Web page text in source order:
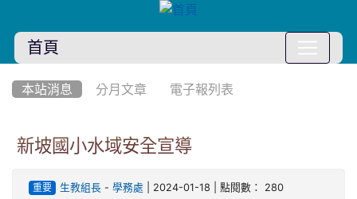
首頁
本站消息 分月文章 電子報列表
新坡國小水域安全宣導
重要 生教組長- 學務處 | 2024-01-18 | 點閱數： 280